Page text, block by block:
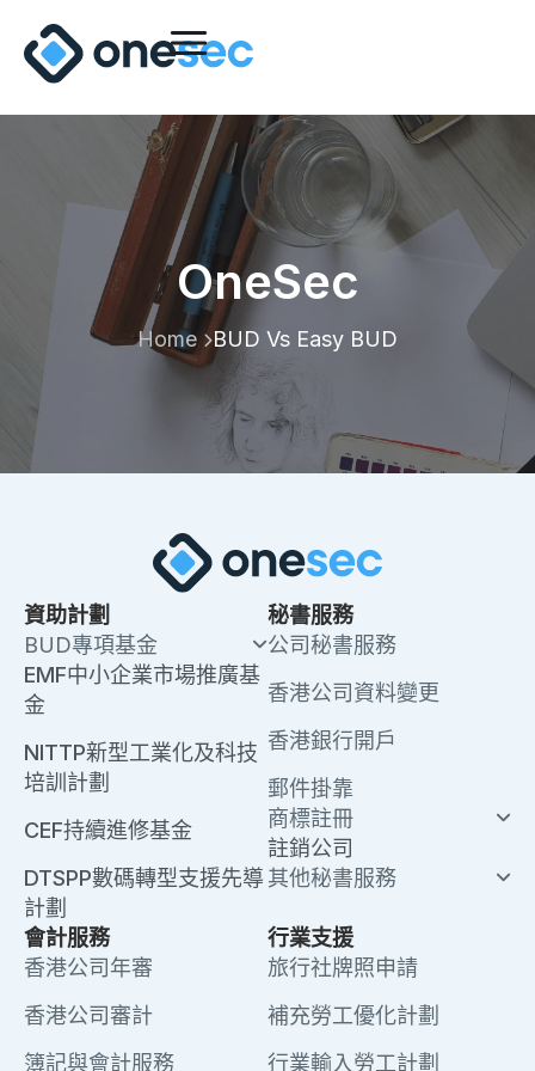
OneSec
Home BUD Vs Easy BUD
資助計劃
BUD專項基金
EMF中小企業市場推廣基
金
NITTP新型工業化及科技
培訓計劃
CEF持續進修基金
DTSPP數碼轉型支援先導
計劃
秘書服務
公司秘書服務
香港公司資料變更
香港銀行開戶
郵件掛靠
商標註冊
註銷公司
其他秘書服務
會計服務
香港公司年審
香港公司審計
簿記與會計服務
行業支援
旅行社牌照申請
補充勞工優化計劃
行業輸入勞工計劃